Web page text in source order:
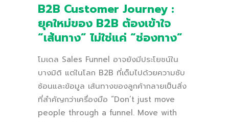
B2B Customer Journey :
ยุคใหม่ของ B2B ต้องเข้าใจ
“เส้นทาง” ไม่ใช่แค่ “ช่องทาง”
โมเดล Sales Funnel อาจยังมีประโยชน์ใน
บางมิติ แต่ในโลก B2B ที่เต็มไปด้วยความซับ
ซ้อนและข้อมูล เส้นทางของลูกค้ากลายเป็นสิ่ง
ที่สำคัญกว่าเครื่องมือ “Don’t just move
people through a funnel. Move with